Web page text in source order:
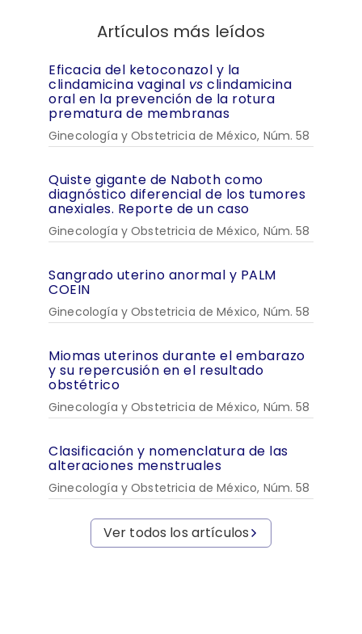
Artículos más leídos
Eficacia del ketoconazol y la
clindamicina vaginal vs clindamicina
oral en la prevención de la rotura
prematura de membranas
Ginecología y Obstetricia de México, Núm. 58
Quiste gigante de Naboth como
diagnóstico diferencial de los tumores
anexiales. Reporte de un caso
Ginecología y Obstetricia de México, Núm. 58
Sangrado uterino anormal y PALM
COEIN
Ginecología y Obstetricia de México, Núm. 58
Miomas uterinos durante el embarazo
y su repercusión en el resultado
obstétrico
Ginecología y Obstetricia de México, Núm. 58
Clasificación y nomenclatura de las
alteraciones menstruales
Ginecología y Obstetricia de México, Núm. 58
Ver todos los artículos